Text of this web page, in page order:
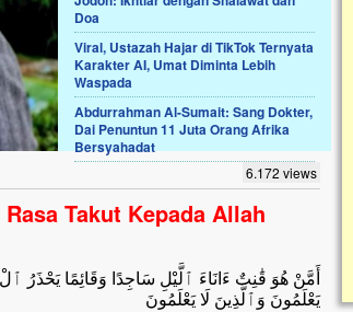
Doa
Viral, Ustazah Hajar di TikTok Ternyata
Karakter AI, Umat Diminta Lebih
Waspada
Abdurrahman Al-Sumait: Sang Dokter,
Dai Penuntun 11 Juta Orang Afrika
Bersyahadat
6.172 views
Takut Kepada Allah
أَمَّنْ هُوَ قَٰنِتٌ ءَانَاءَ ٱلَّيْلِ سَاجِدًا وَقَائِمًا يَحْذَرُ
يَعْلَمُونَ وَٱلَّذِينَ لَا يَعْلَمُونَ
harus
tumor
Lima Tahun Mangkrak, Masjid di
Pelosok ini Mengenaskan. Ayo Bantu.!!
Nasib masjid di Kampung Cilumbu ini sungguh
mengenaskan. Lima tahun mangkrak, kini nyaris
berlumut, dan menghitam terpapar panas dan